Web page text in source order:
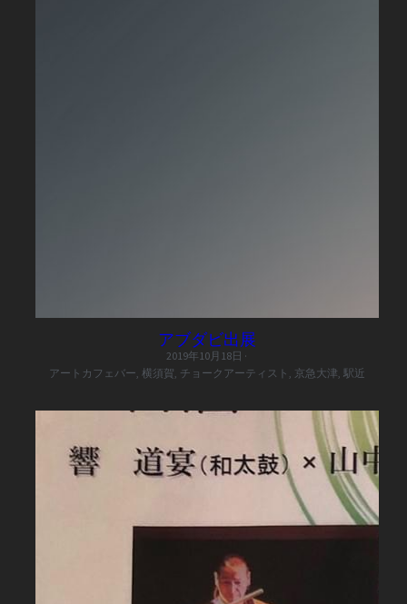
アブダビ出展
2019年10月18日 ·
アートカフェバー, 横須賀, チョークアーティスト, 京急大津, 駅近